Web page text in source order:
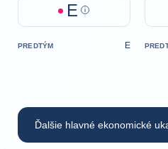
E Help
PREDTÝM E
Ďalšie hlavné ekonomické